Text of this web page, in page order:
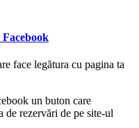
face legătura cu pagina ta
un buton care
de rezervări de pe site-ul